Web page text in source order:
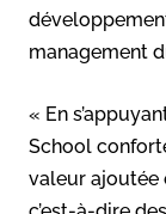
management
« En
School
valeur ajoutée